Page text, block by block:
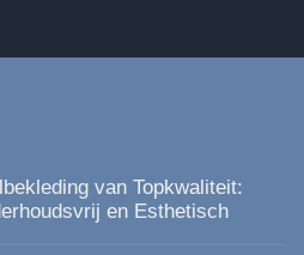
van Topkwaliteit:
en Esthetisch